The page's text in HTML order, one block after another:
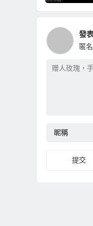
發
匿
昵稱
提交